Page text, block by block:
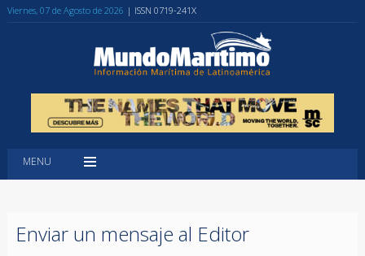
Viernes, 07 de Agosto de 2026 | ISSN 0719-241X
MENU
Enviar un mensaje al Editor